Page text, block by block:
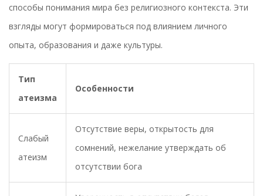
способы понимания мира без религиозного контекста. Эти
взгляды могут формироваться под влиянием личного
опыта, образования и даже культуры.
Тип
атеизма
Особенности
Слабый
атеизм
Отсутствие веры, открытость для
сомнений, нежелание утверждать об
отсутствии бога